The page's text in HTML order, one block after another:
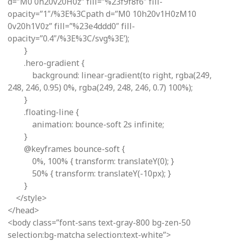
opacity=”1″/%3E%3Cpath d=”M0 10h20v1H0zM10
0v20h1V0z” fill=”%23e4ddd0″ fill-
opacity=”0.4″/%3E%3C/svg%3E’);
}
.hero-gradient {
background: linear-gradient(to right, rgba(249,
248, 246, 0.95) 0%, rgba(249, 248, 246, 0.7) 100%);
}
.floating-line {
animation: bounce-soft 2s infinite;
}
@keyframes bounce-soft {
0%, 100% { transform: translateY(0); }
50% { transform: translateY(-10px); }
}
</style>
</head>
<body class=”font-sans text-gray-800 bg-zen-50
selection:bg-matcha selection:text-white”>